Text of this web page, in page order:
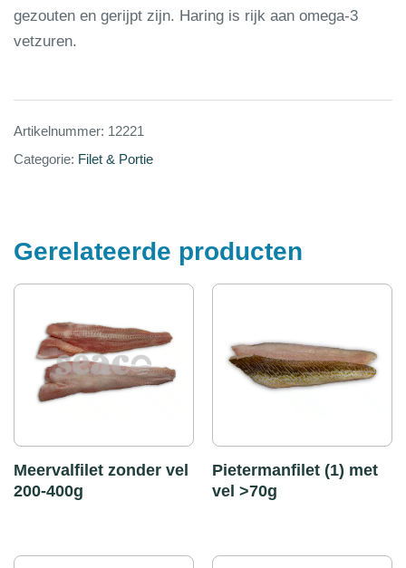
gezouten en gerijpt zijn. Haring is rijk aan omega-3
vetzuren.
Artikelnummer: 12221
Categorie: Filet & Portie
Gerelateerde producten
Meervalfilet zonder vel
200-400g
Pietermanfilet (1) met
vel >70g